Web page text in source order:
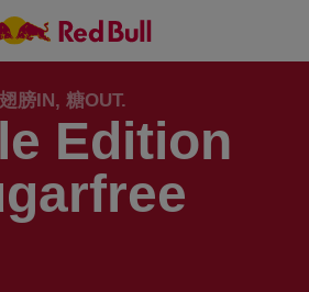
Edition
翅膀IN, 糖OUT.